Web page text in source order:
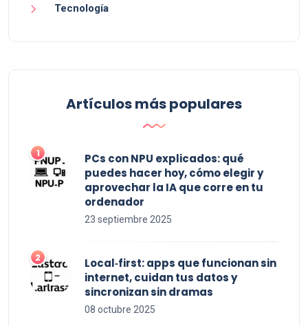
Tecnología
Artículos más populares
PCs con NPU explicados: qué
puedes hacer hoy, cómo elegir y
aprovechar la IA que corre en tu
ordenador
23 septiembre 2025
Local‑first: apps que funcionan sin
internet, cuidan tus datos y
sincronizan sin dramas
08 octubre 2025